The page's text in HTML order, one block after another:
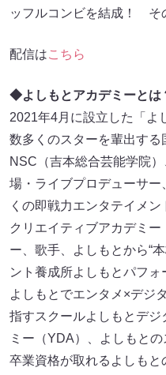
ッフルコンビを結成！ そ
配信はこちら
◆よしもとアカデミーとは
2021年4月に設立した「よ
数多くのスターを輩出す
NSC（吉本総合芸能学院
場・ライブプロデューサ
くの即戦力エンタテイメ
クリエイティブアカデミ
ー、歌手、よしもとから“
ント養成所よしもとパフォ
よしもとでエンタメ×デジ
指すスクールよしもとデ
ミー（YDA）、よしもと
卒業資格が取れるよしもと